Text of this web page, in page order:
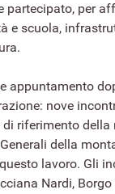
partecipato, per
e scuola,
appuntamento
nove
di riferimento della
della
lavoro. Gli
Nardi,